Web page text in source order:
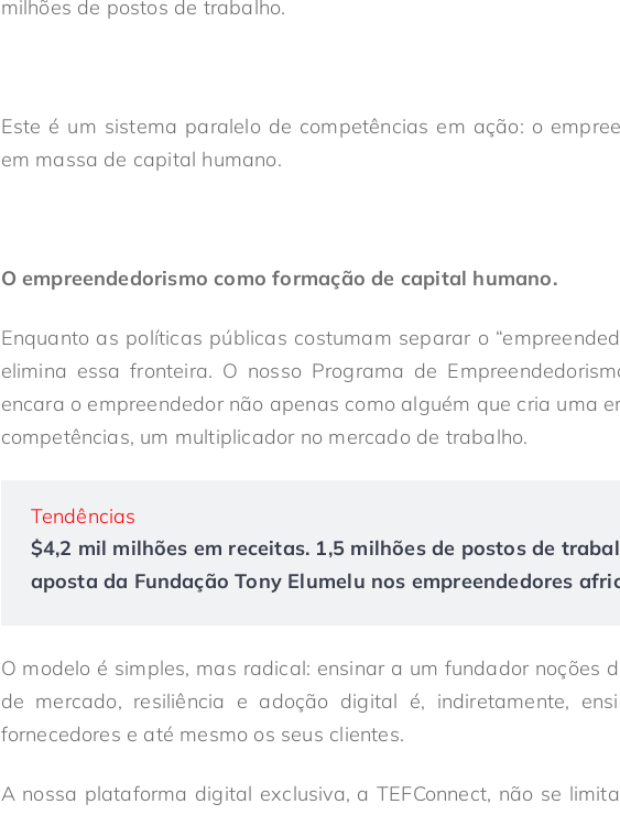
milhões de postos de trabalho.
Este é um sistema paralelo de competências em ação: o
em massa de capital humano.
O empreendedorismo como formação de capital humano.
Enquanto as políticas públicas costumam separar o
elimina essa fronteira. O nosso Programa de
encara o empreendedor não apenas como alguém que cria uma
competências, um multiplicador no mercado de trabalho.
Tendências
$4,2 mil milhões em receitas. 1,5 milhões de postos de
aposta da Fundação Tony Elumelu nos empreendedores
O modelo é simples, mas radical: ensinar a um fundador noções
de mercado, resiliência e adoção digital é, indiretamente,
fornecedores e até mesmo os seus clientes.
A nossa plataforma digital exclusiva, a TEFConnect, não se